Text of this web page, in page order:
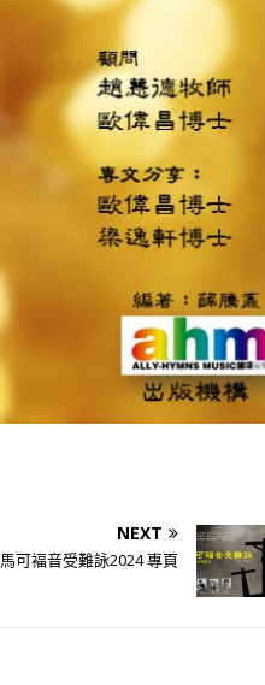
NEXT
馬可褔音受難詠2024 專頁